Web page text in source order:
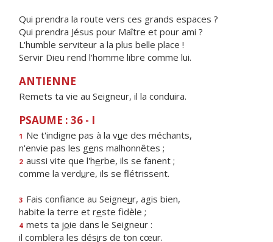
Qui prendra la route vers ces grands espaces ?
Qui prendra Jésus pour Maître et pour ami ?
L'humble serviteur a la plus belle place !
Servir Dieu rend l'homme libre comme lui.
ANTIENNE
Remets ta vie au Seigneur, il la conduira.
PSAUME : 36 - I
1 Ne t'indigne pas à la vue des méchants,
n'envie pas les gens malhonnêtes ;
2 aussi vite que l'herbe, ils se fanent ;
comme la verdure, ils se flétrissent.
3 Fais confiance au Seigneur, agis bien,
habite la terre et reste fidèle ;
4 mets ta joie dans le Seigneur :
il comblera les désirs de ton cœur.